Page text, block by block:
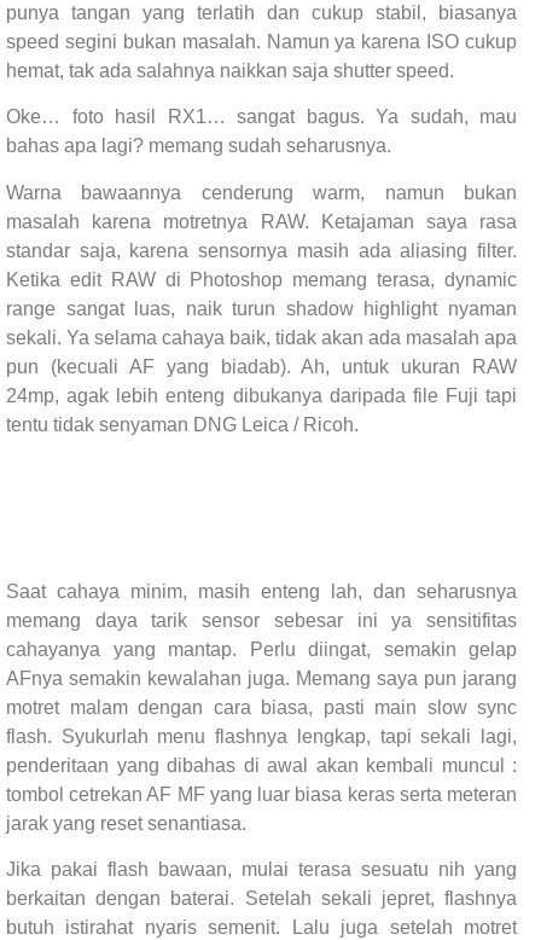
punya tangan yang terlatih dan cukup stabil, biasanya
speed segini bukan masalah. Namun ya karena ISO cukup
hemat, tak ada salahnya naikkan saja shutter speed.
Oke… foto hasil RX1… sangat bagus. Ya sudah, mau
bahas apa lagi? memang sudah seharusnya.
Warna bawaannya cenderung warm, namun bukan
masalah karena motretnya RAW. Ketajaman saya rasa
standar saja, karena sensornya masih ada aliasing filter.
Ketika edit RAW di Photoshop memang terasa, dynamic
range sangat luas, naik turun shadow highlight nyaman
sekali. Ya selama cahaya baik, tidak akan ada masalah apa
pun (kecuali AF yang biadab). Ah, untuk ukuran RAW
24mp, agak lebih enteng dibukanya daripada file Fuji tapi
tentu tidak senyaman DNG Leica / Ricoh.
Saat cahaya minim, masih enteng lah, dan seharusnya
memang daya tarik sensor sebesar ini ya sensitifitas
cahayanya yang mantap. Perlu diingat, semakin gelap
AFnya semakin kewalahan juga. Memang saya pun jarang
motret malam dengan cara biasa, pasti main slow sync
flash. Syukurlah menu flashnya lengkap, tapi sekali lagi,
penderitaan yang dibahas di awal akan kembali muncul :
tombol cetrekan AF MF yang luar biasa keras serta meteran
jarak yang reset senantiasa.
Jika pakai flash bawaan, mulai terasa sesuatu nih yang
berkaitan dengan baterai. Setelah sekali jepret, flashnya
butuh istirahat nyaris semenit. Lalu juga setelah motret